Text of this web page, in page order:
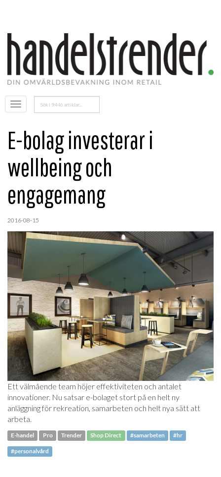
Öppna
menyn
Sök
efter:
E-bolag investerar i
wellbeing och
engagemang
2016-08-15
Ett välmående team höjer effektiviteten och antalet
innovationer. Nu satsar e-bolaget stort på en helt ny
anläggning för rekreation, samarbeten och helt nya sätt att
arbeta.
E-handel Pro Trender Shop Direct #samarbeten #hr
#personalvård